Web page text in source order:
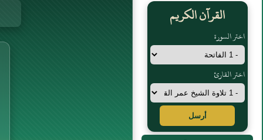
القرآن الكريم
اختر السورة
اختر القارئ
أرسل